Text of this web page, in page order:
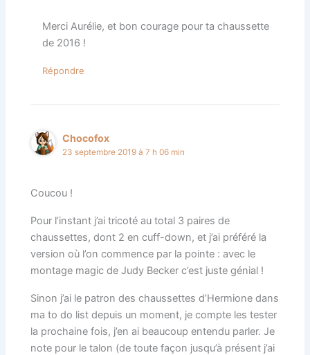
Merci Aurélie, et bon courage pour ta chaussette
de 2016 !
Répondre
Chocofox
23 septembre 2019 à 7 h 06 min
Coucou !
Pour l’instant j’ai tricoté au total 3 paires de
chaussettes, dont 2 en cuff-down, et j’ai préféré la
version où l’on commence par la pointe : avec le
montage magic de Judy Becker c’est juste génial !
Sinon j’ai le patron des chaussettes d’Hermione dans
ma to do list depuis un moment, je compte les tester
la prochaine fois, j’en ai beaucoup entendu parler. Je
note pour le talon (de toute façon jusqu’à présent j’ai